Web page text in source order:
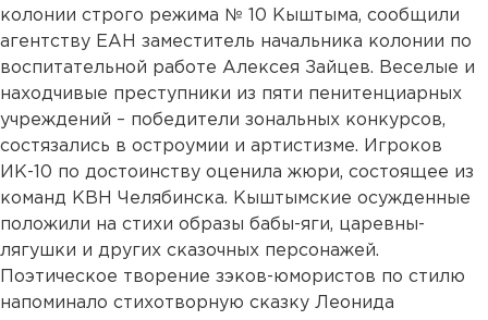
колонии строго режима № 10 Кыштыма, сообщили
агентству ЕАН заместитель начальника колонии по
воспитательной работе Алексея Зайцев. Веселые и
находчивые преступники из пяти пенитенциарных
учреждений – победители зональных конкурсов,
состязались в остроумии и артистизме. Игроков
ИК-10 по достоинству оценила жюри, состоящее из
команд КВН Челябинска. Кыштымские осужденные
положили на стихи образы бабы-яги, царевны-
лягушки и других сказочных персонажей.
Поэтическое творение зэков-юмористов по стилю
напоминало стихотворную сказку Леонида